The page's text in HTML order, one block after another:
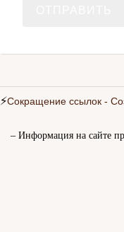
⚡Сокращение ссылок -
– Информация на сайте